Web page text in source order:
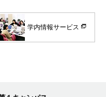
学内情報サービス